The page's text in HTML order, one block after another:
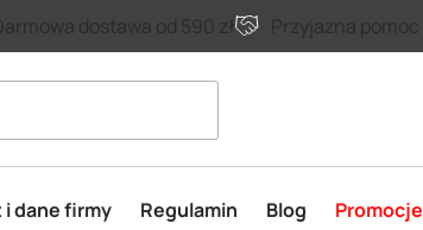
dostawa od 590 zł Przyjazna pomoc
i dane firmy Regulamin Blog Promocje